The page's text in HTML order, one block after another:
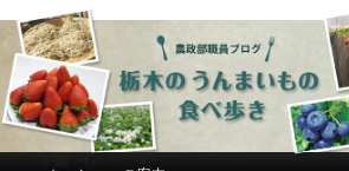
農政部職員ブログ「栃
もの食べ歩き」